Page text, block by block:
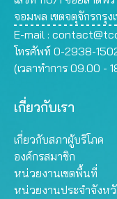
จอมพล เขตจตุจักรกรุ
E-mail :
โทรศัพท์ 0-2938-
(เวลาทำการ 09.00 -
เกี่ยวกับเรา
เกี่ยวกับสภาผู้บริโภค
องค์กรสมาชิก
หน่วยงานเขตพื้นที่
หน่วยงานประจำจังห